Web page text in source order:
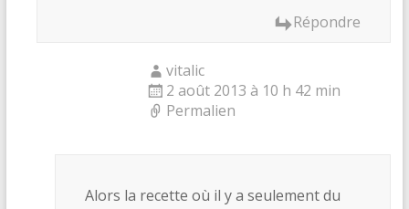
Répondre
vitalic
2 août 2013 à 10 h 42 min
Permalien
Alors la recette où il y a seulement du